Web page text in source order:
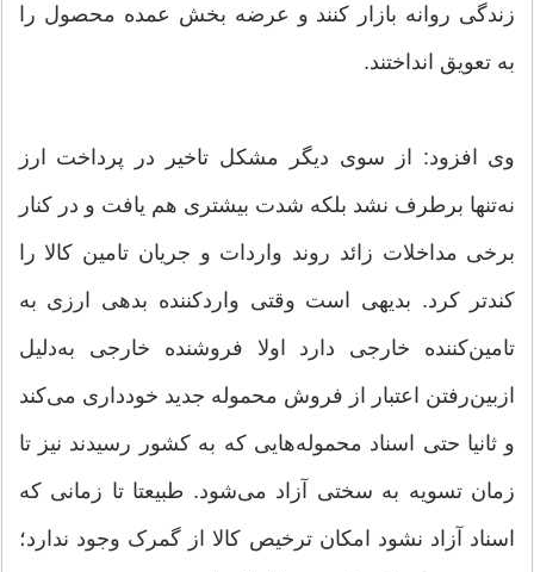
زندگی روانه بازار کنند و عرضه بخش عمده محصول را
به تعویق انداختند.
وی افزود: از سوی دیگر مشکل تاخیر در پرداخت ارز
نه‌تنها برطرف نشد بلکه شدت بیشتری هم یافت و در کنار
برخی مداخلات زائد روند واردات و جریان تامین کالا را
کندتر کرد. بدیهی است وقتی واردکننده بدهی ارزی به
تامین‌کننده خارجی دارد اولا فروشنده خارجی به‌دلیل
ازبین‌رفتن اعتبار از فروش محموله جدید خودداری می‌کند
و ثانیا حتی اسناد محموله‌هایی که به کشور رسیدند نیز تا
زمان تسویه به سختی آزاد می‌شود. طبیعتا تا زمانی که
اسناد آزاد نشود امکان ترخیص کالا از گمرک وجود ندارد؛